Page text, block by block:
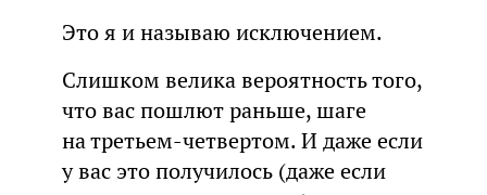
Это я и называю исключением.
Слишком велика вероятность того,
что вас пошлют раньше, шаге
на третьем-четвертом. И даже если
у вас это получилось (даже если